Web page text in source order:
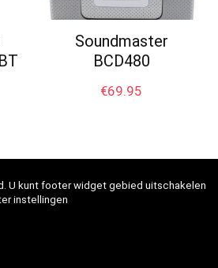
Soundmaster
BCD480
€69.95
U kunt footer widget gebied uitschakelen
instellingen